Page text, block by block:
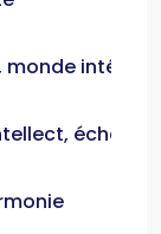
intérieur